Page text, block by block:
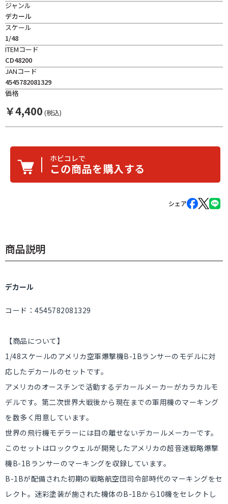
ジャンル
デカール
スケール
1/48
ITEMコード
CD48200
JANコード
4545782081329
価格
￥4,400 (税込)
ホビコレで
この商品を購入する
シェア
商品説明
デカール
コード：4545782081329
【商品について】
1/48スケールのアメリカ空軍爆撃機B-1Bランサーのモデルに対
応したデカールのセットです。
アメリカのオースチンで活動するデカールメーカーがカラカルモ
デルです。第二次世界大戦後から現在までの軍用機のマーキング
を数多く用意しています。
世界の飛行機モデラーには目の離せないデカールメーカーです。
このセットはロックウェルが開発したアメリカの超音速戦略爆撃
機B-1Bランサーのマーキングを収録しています。
B-1Bが配備された初期の戦略航空団司令部時代のマーキングをセ
レクト。迷彩塗装が施された機体のB-1Bから10機をセレクトし